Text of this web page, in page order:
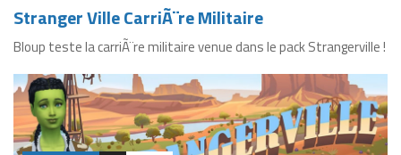
Stranger Ville CarriÃ¨re Militaire
Bloup teste la carriÃ¨re militaire venue dans le pack Strangerville !